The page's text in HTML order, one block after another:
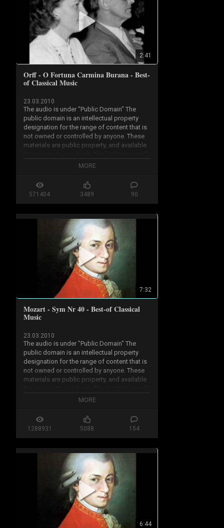
2:41
Orff - O Fortuna Carmina Burana - Best-
of Classical Music
23.03.2010
The audio is under "Public Domain" The
public domain is an intellectual property
designation for the range of content that is
not owned or controlled by anyone. These
materials are public property, and available
...50 years from creation year or 70 years
after his death
MORE
571404 3489 90
7:32
Mozart - Sym Nr 40 - Best-of Classical
Music
23.03.2010
The audio is under "Public Domain" The
public domain is an intellectual property
designation for the range of content that is
not owned or controlled by anyone. These
materials are public property, and available
...50 years from creation year or 70 years
after his death
MORE
1288931 5088 154
6:44